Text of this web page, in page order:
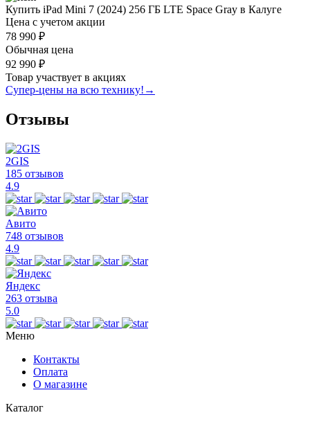
Купить iPad Mini 7 (2024) 256 ГБ LTE Space Gray в Калуге
Цена с учетом акции
78 990 ₽
Обычная цена
92 990 ₽
Товар участвует в акциях
Супер-цены на всю технику! →
Отзывы
2GIS
185 отзывов
4.9
Авито
748 отзывов
4.9
Яндекс
263 отзыва
5.0
Меню
Контакты
Оплата
О магазине
Каталог